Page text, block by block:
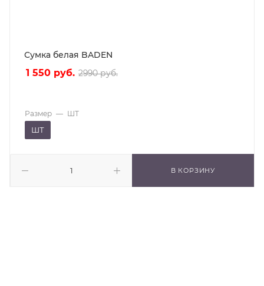
Сумка белая BADEN
1 550 руб. 2990руб.
В КОРЗИНУ
Размер — ШТ
ШТ